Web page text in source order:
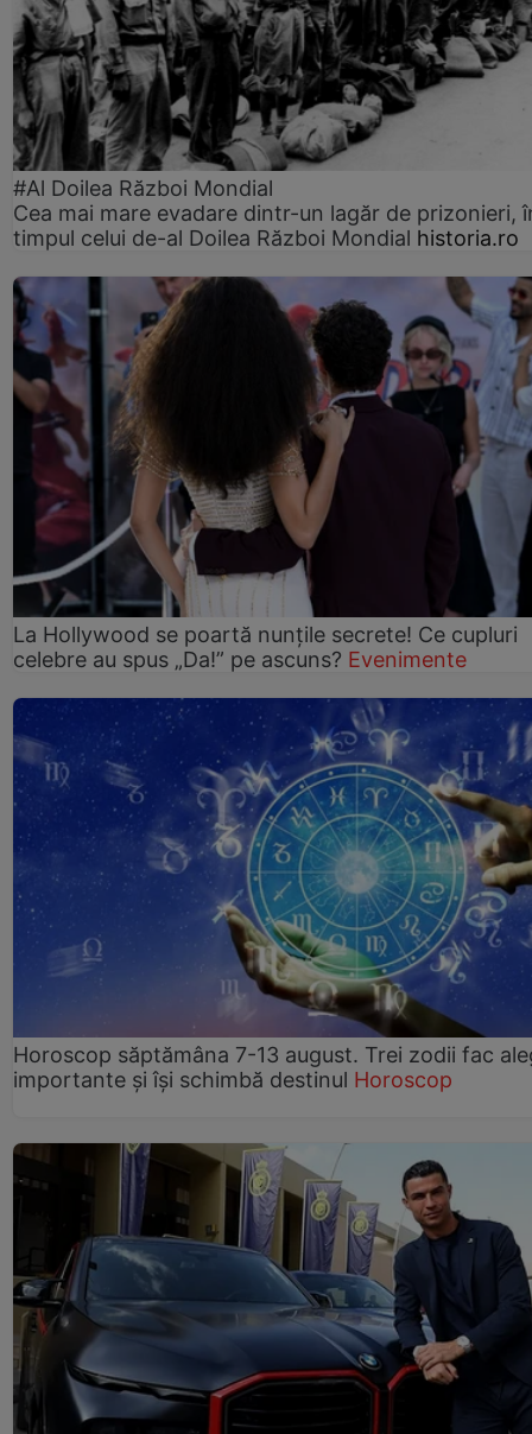
#Al Doilea Război Mondial
Cea mai mare evadare dintr-un lagăr de prizonieri,
timpul celui de-al Doilea Război Mondial historia.ro
La Hollywood se poartă nunțile secrete! Ce cupluri
celebre au spus „Da!” pe ascuns? Evenimente
Horoscop săptămâna 7-13 august. Trei zodii fac
importante și își schimbă destinul Horoscop